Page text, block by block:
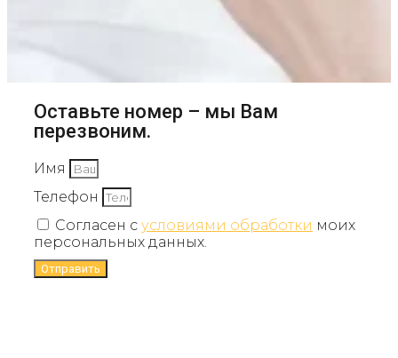
Оставьте номер – мы Вам
перезвоним.
Имя
Телефон
Согласен с условиями обработки моих
персональных данных.
Отправить